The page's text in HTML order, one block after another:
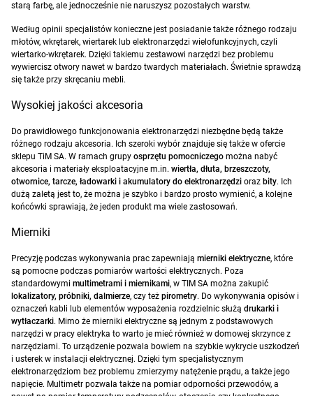
starą farbę, ale jednocześnie nie naruszysz pozostałych warstw.
Według opinii specjalistów konieczne jest posiadanie także różnego rodzaju
młotów, wkrętarek, wiertarek lub elektronarzędzi wielofunkcyjnych, czyli
wiertarko-wkrętarek. Dzięki takiemu zestawowi narzędzi bez problemu
wywiercisz otwory nawet w bardzo twardych materiałach. Świetnie sprawdzą
się także przy skręcaniu mebli.
Wysokiej jakości akcesoria
Do prawidłowego funkcjonowania elektronarzędzi niezbędne będą także
różnego rodzaju akcesoria. Ich szeroki wybór znajduje się także w ofercie
sklepu TiM SA. W ramach grupy osprzętu pomocniczego można nabyć
akcesoria i materiały eksploatacyjne m.in. wiertła, dłuta, brzeszczoty,
otwornice, tarcze, ładowarki i akumulatory do elektronarzędzi oraz bity. Ich
dużą zaletą jest to, że można je szybko i bardzo prosto wymienić, a kolejne
końcówki sprawiają, że jeden produkt ma wiele zastosowań.
Mierniki
Precyzję podczas wykonywania prac zapewniają mierniki elektryczne, które
są pomocne podczas pomiarów wartości elektrycznych. Poza
standardowymi multimetrami i miernikami, w TIM SA można zakupić
lokalizatory, próbniki, dalmierze, czy też pirometry. Do wykonywania opisów i
oznaczeń kabli lub elementów wyposażenia rozdzielnic służą drukarki i
wytłaczarki. Mimo że mierniki elektryczne są jednym z podstawowych
narzędzi w pracy elektryka to warto je mieć również w domowej skrzynce z
narzędziami. To urządzenie pozwala bowiem na szybkie wykrycie uszkodzeń
i usterek w instalacji elektrycznej. Dzięki tym specjalistycznym
elektronarzędziom bez problemu zmierzymy natężenie prądu, a także jego
napięcie. Multimetr pozwala także na pomiar odporności przewodów, a